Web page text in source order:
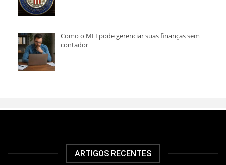
Como o MEI pode gerenciar suas finanças sem
contador
ARTIGOS RECENTES